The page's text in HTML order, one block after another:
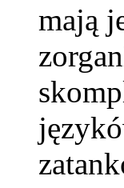
mają